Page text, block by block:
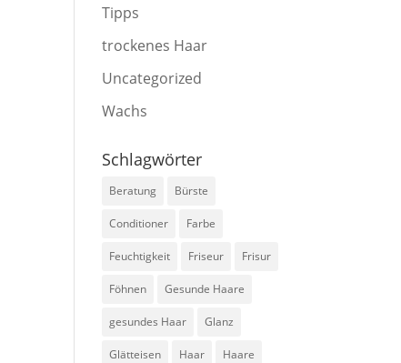
Tipps
trockenes Haar
Uncategorized
Wachs
Schlagwörter
Beratung Bürste
Conditioner Farbe
Feuchtigkeit Friseur Frisur
Föhnen Gesunde Haare
gesundes Haar Glanz
Glätteisen Haar Haare